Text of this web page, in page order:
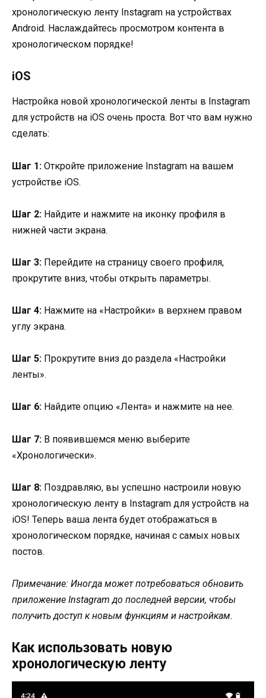
хронологическую ленту Instagram на устройствах
Android. Наслаждайтесь просмотром контента в
хронологическом порядке!
iOS
Настройка новой хронологической ленты в Instagram
для устройств на iOS очень проста. Вот что вам нужно
сделать:
Шаг 1: Откройте приложение Instagram на вашем
устройстве iOS.
Шаг 2: Найдите и нажмите на иконку профиля в
нижней части экрана.
Шаг 3: Перейдите на страницу своего профиля,
прокрутите вниз, чтобы открыть параметры.
Шаг 4: Нажмите на «Настройки» в верхнем правом
углу экрана.
Шаг 5: Прокрутите вниз до раздела «Настройки
ленты».
Шаг 6: Найдите опцию «Лента» и нажмите на нее.
Шаг 7: В появившемся меню выберите
«Хронологически».
Шаг 8: Поздравляю, вы успешно настроили новую
хронологическую ленту в Instagram для устройств на
iOS! Теперь ваша лента будет отображаться в
хронологическом порядке, начиная с самых новых
постов.
Примечание: Иногда может потребоваться обновить
приложение Instagram до последней версии, чтобы
получить доступ к новым функциям и настройкам.
Как использовать новую
хронологическую ленту